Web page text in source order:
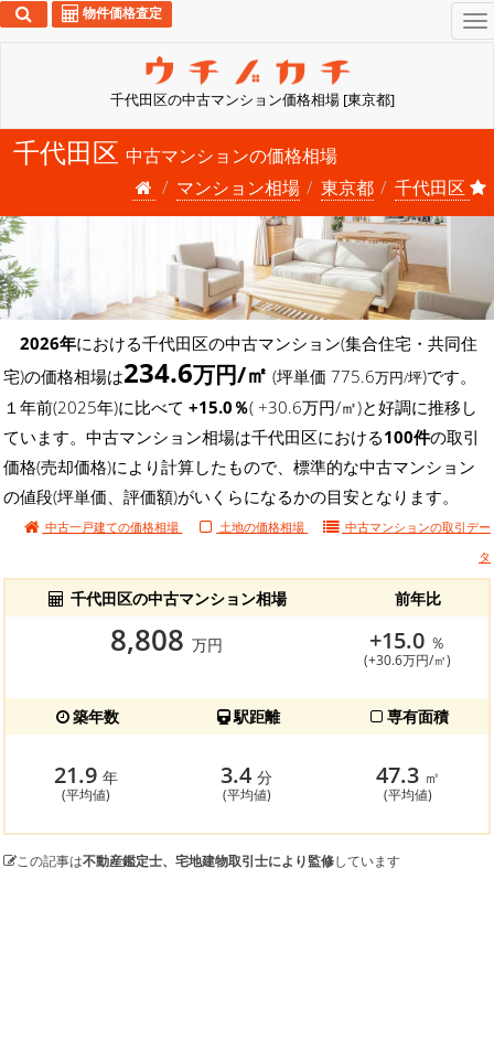
千代田区の中古マンション価格相場 [東京都]
物件価格査定
千代田区 中古マンションの価格相場
マンション相場
東京都 千代田区
2026年における千代田区の中古マンション(集合住宅・共同住
宅)の価格相場は234.6万円/㎡ (坪単価 775.6万円/坪)です。
１年前(2025年)に比べて +15.0％( +30.6万円/㎡)と好調に推移し
ています。中古マンション相場は千代田区における100件の取引
価格(売却価格)により計算したもので、標準的な中古マンション
の値段(坪単価、評価額)がいくらになるかの目安となります。
中古一戸建ての価格相場 土地の価格相場 中古マンションの取引デー
タ
千代田区の中古マンション相場 前年比
8,808 万円 +15.0 ％
(+30.6万円/㎡)
築年数 駅距離 専有面積
21.9 年
(平均値)
3.4分
(平均値)
47.3 ㎡
(平均値)
この記事は不動産鑑定士、宅地建物取引士により監修しています